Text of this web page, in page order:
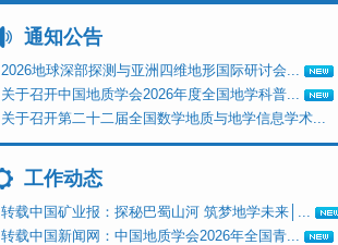
通知公告
2026地球深部探测与亚洲四维地形国际研讨会...
关于召开中国地质学会2026年度全国地学科普...
关于召开第二十二届全国数学地质与地学信息学术...
工作动态
转载中国矿业报：探秘巴蜀山河 筑梦地学未来│...
转载中国新闻网：中国地质学会2026年全国青...